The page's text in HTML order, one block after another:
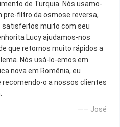
de Turquia. Nós usamo-
pre-filtro da osmose reversa,
satisfeitos muito com seu
Lucy ajudamos-nos
que retornos muito rápidos a
Nós usá-lo-emos em
nova em Romênia, eu
recomendo-o a nossos clientes
—— José